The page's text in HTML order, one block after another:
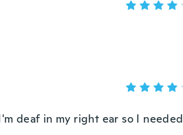
deaf in my right ear so I needed